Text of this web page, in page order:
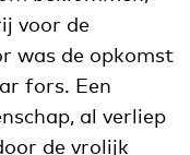
voor de
was de opkomst
fors. Een
al verliep
de vrolijk